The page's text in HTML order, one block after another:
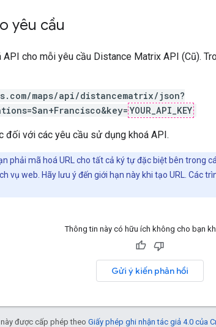
yêu cầu
API cho mỗi yêu cầu Distance Matrix API (Cũ).
maps/api/distancematrix/json?
YOUR_API_KEY
đối với các yêu cầu sử dụng khoá API.
phải mã hoá URL cho tất cả ký tự đặc biệt bên trong
vụ web. Hãy lưu ý đến giới hạn này khi tạo URL. Các
Thông tin này có hữu ích không cho bạn
Gửi ý kiến phản hồi
được cấp phép theo Giấy phép ghi nhận tác giả 4.0 của